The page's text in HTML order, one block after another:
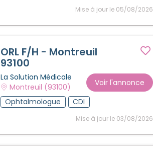
Mise à jour le 05/08/2026
ORL F/H - Montreuil
93100
La Solution Médicale
Montreuil (93100)
Voir l'annonce
Ophtalmologue
CDI
Mise à jour le 03/08/2026